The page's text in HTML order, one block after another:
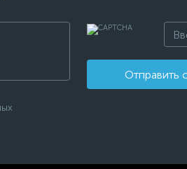
Отправить